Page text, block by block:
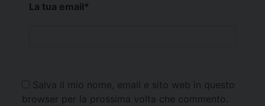
La tua email*
Salva il mio nome, email e sito web in questo
browser per la prossima volta che commento.